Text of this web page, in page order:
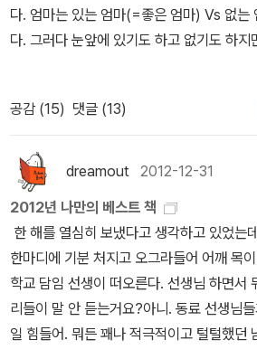
다. 엄마는 있는 엄마(=좋은 엄마) Vs 없는
다. 그러다 눈앞에 있기도 하고 없기도 하지
오르는 것이다. 나는 아기가 아니기 때문에
생각하는지는 알 수 없지만 그 이론이 대략
똑같은 일이 이번엔 자기 자신에게 일어났
어떤 때는 좋은 사람이고 어떤 때는 나쁜 사
당혹감은 어렴풋이 기억하고 있으니까. 그
좋은 나도 나고 나쁜 나도 나다. 나를 좋은
사람으로만 여기면 성장할 수 없다(병에 걸
는 분열도 통합도 반드시 거쳐야 하는 과
에서 코너의 엄마는 암투병 중이다. 코너는
아빠 대신 엄마 곁을 지킨다. 아직 어리므
것만으로도 최선을 다해 간병하는 것이 된
공감 (15) 댓글 (13)
dreamout 2012-12-31
2012년 나만의 베스트 책
한 해를 열심히 보냈다고 생각하고 있었는
한마디에 기분 처지고 오그라들어 어깨 목
학교 담임 선생이 떠오른다. 선생님 하면서
리들이 말 안 듣는거요?아니. 동료 선생님
일 힘들어. 뭐든 꽤나 적극적이고 털털했던